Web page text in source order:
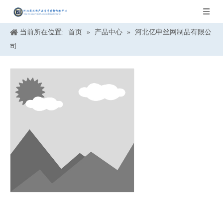
当前所在位置: 首页 » 产品中心 »
河北亿申丝网制品有限公
司